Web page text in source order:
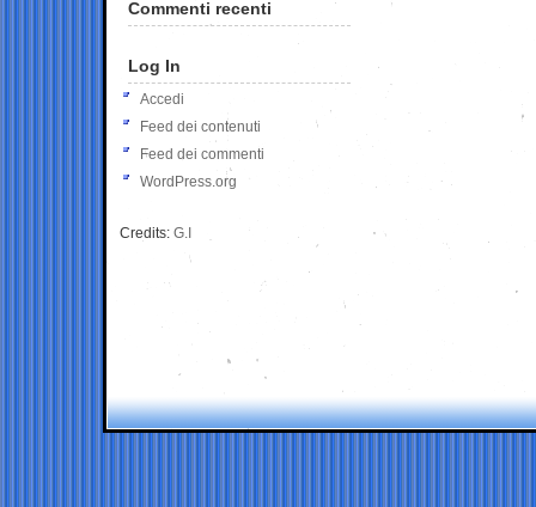
Commenti recenti
Log In
Accedi
Feed dei contenuti
Feed dei commenti
WordPress.org
Credits: G.I